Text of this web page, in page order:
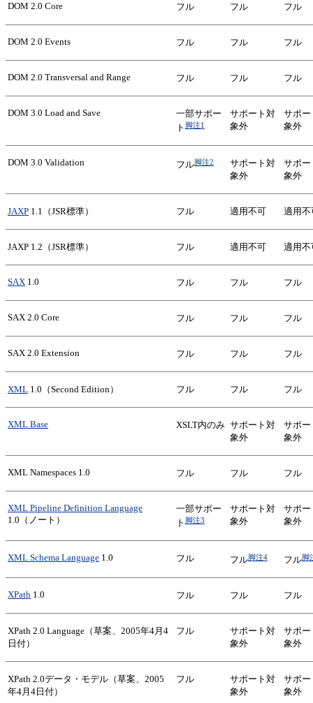
DOM 2.0 Core フル フル フル
DOM 2.0 Events フル フル フル
DOM 2.0 Transversal and Range フル フル フル
DOM 3.0 Load and Save
一部サポー
ト 脚注1
サポート対
象外
サポー
象外
DOM 3.0 Validation フル脚注2
サポート対
象外
サポー
象外
JAXP 1.1（JSR標準） フル 適用不可 適用不
JAXP 1.2（JSR標準） フル 適用不可 適用不
SAX 1.0 フル フル フル
SAX 2.0 Core フル フル フル
SAX 2.0 Extension フル フル フル
XML 1.0（Second Edition） フル フル フル
XML Base XSLT内のみ サポート対
象外
サポー
象外
XML Namespaces 1.0 フル フル フル
XML Pipeline Definition Language
1.0（ノート）
一部サポー
ト 脚注3
サポート対
象外
サポー
象外
XML Schema Language 1.0 フル フル脚注4 フル脚
XPath 1.0 フル フル フル
XPath 2.0 Language（草案、2005年4月4
日付）
フル
サポート対
象外
サポー
象外
XPath 2.0データ・モデル（草案、2005
年4月4日付）
フル
サポート対
象外
サポー
象外